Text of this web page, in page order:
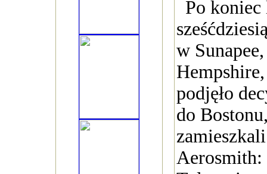
Po koniec
w
podjęło
do
Aerosmith: